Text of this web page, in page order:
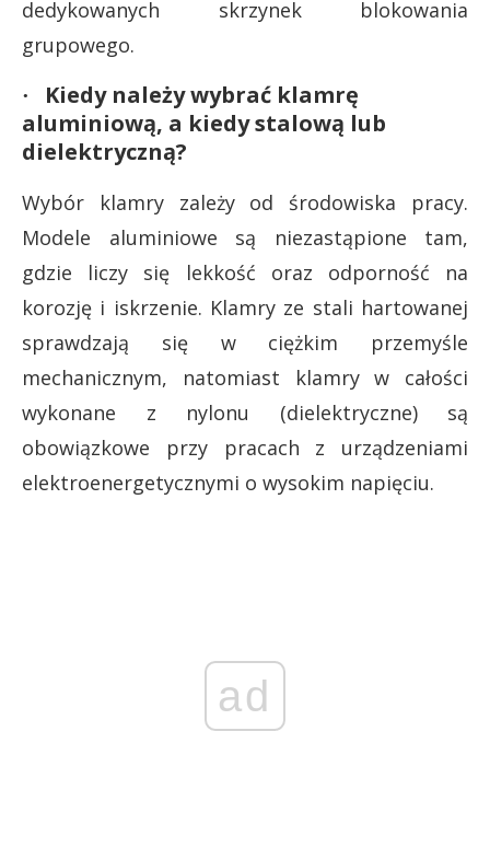
dedykowanych skrzynek blokowania
grupowego.
·
Kiedy należy wybrać klamrę
aluminiową, a kiedy stalową lub
dielektryczną?
Wybór klamry zależy od środowiska pracy.
Modele aluminiowe są niezastąpione tam,
gdzie liczy się lekkość oraz odporność na
korozję i iskrzenie. Klamry ze stali hartowanej
sprawdzają się w ciężkim przemyśle
mechanicznym, natomiast klamry w całości
wykonane z nylonu (dielektryczne) są
obowiązkowe przy pracach z urządzeniami
elektroenergetycznymi o wysokim napięciu.
ad